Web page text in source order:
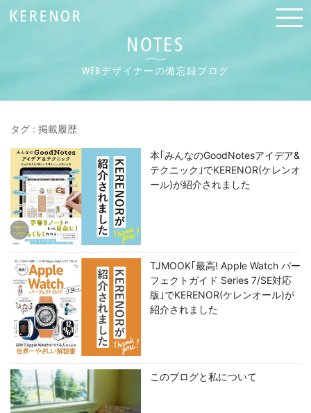
NOTES
WEBデザイナーの備忘録ブログ
タグ : 掲載履歴
本｢みんなのGoodNotesアイデア&
テクニック｣でKERENOR(ケレンオ
ール)が紹介されました
TJMOOK｢最高! Apple Watch パー
フェクトガイド Series 7/SE対応
版｣でKERENOR(ケレンオール)が
紹介されました
このブログと私について